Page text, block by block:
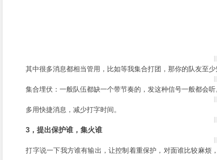
其中很多消息都相当管用，比如等我集合打团，那你的队友至
集合埋伏：一般队伍都缺一个带节奏的，发这种信号一般都会
多用快捷消息，减少打字时间。
3，提出保护谁，集火谁
打字说一下我方谁有输出，让控制着重保护，对面谁比较麻